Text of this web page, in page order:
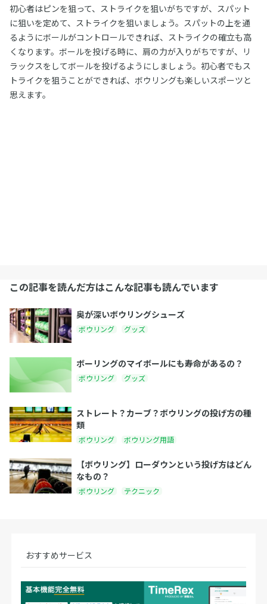
初心者はピンを狙って、ストライクを狙いがちですが、スパット
に狙いを定めて、ストライクを狙いましょう。スパットの上を通
るようにボールがコントロールできれば、ストライクの確立も高
くなります。ボールを投げる時に、肩の力が入りがちですが、リ
ラックスをしてボールを投げるようにしましょう。初心者でもス
トライクを狙うことができれば、ボウリングも楽しいスポーツと
思えます。
この記事を読んだ方はこんな記事も読んでいます
奥が深いボウリングシューズ
ボウリング グッズ
ボーリングのマイボールにも寿命があるの？
ボウリング グッズ
ストレート？カーブ？ボウリングの投げ方の種
類
ボウリング ボウリング用語
【ボウリング】ローダウンという投げ方はどん
なもの？
ボウリング テクニック
おすすめサービス